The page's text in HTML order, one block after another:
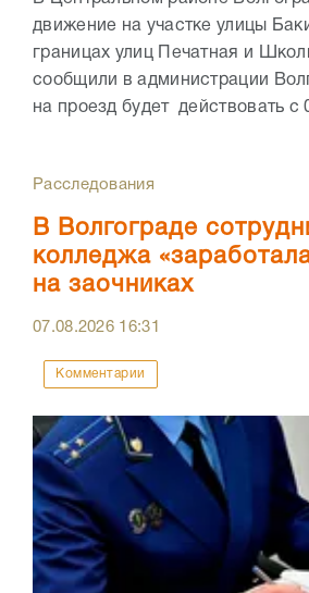
движение на участке улицы
границах улиц Печатная и
сообщили в администрации
на проезд будет действовать с
Расследования
В Волгограде
колледжа
на заочниках
07.08.2026 16:31
Комментарии